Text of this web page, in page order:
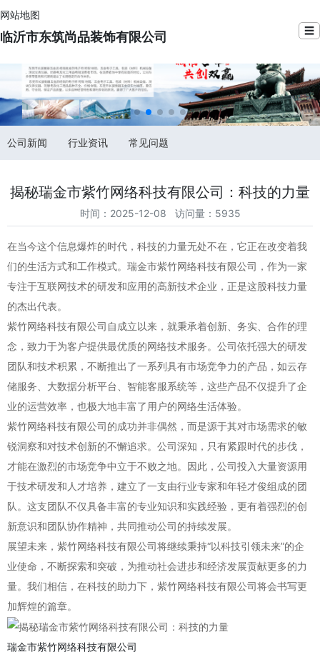
网站地图
临沂市东筑尚品装饰有限公司 ☰
公司新闻 行业资讯 常见问题
揭秘瑞金市紫竹网络科技有限公司：科技的力量
时间：2025-12-08 访问量：5935
在当今这个信息爆炸的时代，科技的力量无处不在，它正在改变着我
们的生活方式和工作模式。瑞金市紫竹网络科技有限公司，作为一家
专注于互联网技术的研发和应用的高新技术企业，正是这股科技力量
的杰出代表。
紫竹网络科技有限公司自成立以来，就秉承着创新、务实、合作的理
念，致力于为客户提供最优质的网络技术服务。公司依托强大的研发
团队和技术积累，不断推出了一系列具有市场竞争力的产品，如云存
储服务、大数据分析平台、智能客服系统等，这些产品不仅提升了企
业的运营效率，也极大地丰富了用户的网络生活体验。
紫竹网络科技有限公司的成功并非偶然，而是源于其对市场需求的敏
锐洞察和对技术创新的不懈追求。公司深知，只有紧跟时代的步伐，
才能在激烈的市场竞争中立于不败之地。因此，公司投入大量资源用
于技术研发和人才培养，建立了一支由行业专家和年轻才俊组成的团
队。这支团队不仅具备丰富的专业知识和实践经验，更有着强烈的创
新意识和团队协作精神，共同推动公司的持续发展。
展望未来，紫竹网络科技有限公司将继续秉持“以科技引领未来”的企
业使命，不断探索和突破，为推动社会进步和经济发展贡献更多的力
量。我们相信，在科技的助力下，紫竹网络科技有限公司将会书写更
加辉煌的篇章。
瑞金市紫竹网络科技有限公司